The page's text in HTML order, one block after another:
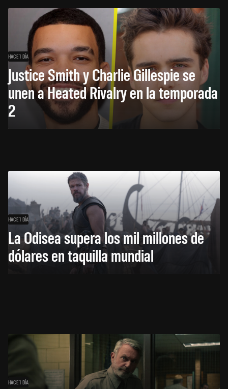
HACE 1 DÍA
Justice Smith y Charlie Gillespie se
unen a Heated Rivalry en la temporada
2
HACE 1 DÍA
La Odisea supera los mil millones de
dólares en taquilla mundial
HACE 1 DÍA